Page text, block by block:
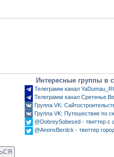
Интересные группы в
Телеграмм канал
Телеграмм канал
Группа VK:
Группа VK: Путешествие по
@DobreySobesed - твиттер с
@AnonsBerdck - твиттер